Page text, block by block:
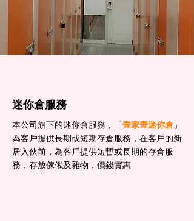
迷你倉服務
本公司旗下的迷你倉服務，「壹家壹迷你倉 」
為客戶提供長期或短期存倉服務，在客戶的新
居入伙前，為客戶提供短暫或長期的存倉服
務，存放傢俬及雜物，價錢實惠